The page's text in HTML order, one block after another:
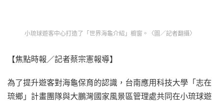
小琉球遊客中心打造了「世界海龜介紹」櫥窗。〈圖／記者翻攝〉
【焦點時報／記者蔡宗憲報導】
為了提升遊客對海龜保育的認識，台南應用科技大學「志在
琉鄉」計畫團隊與大鵬灣國家風景區管理處共同在小琉球遊